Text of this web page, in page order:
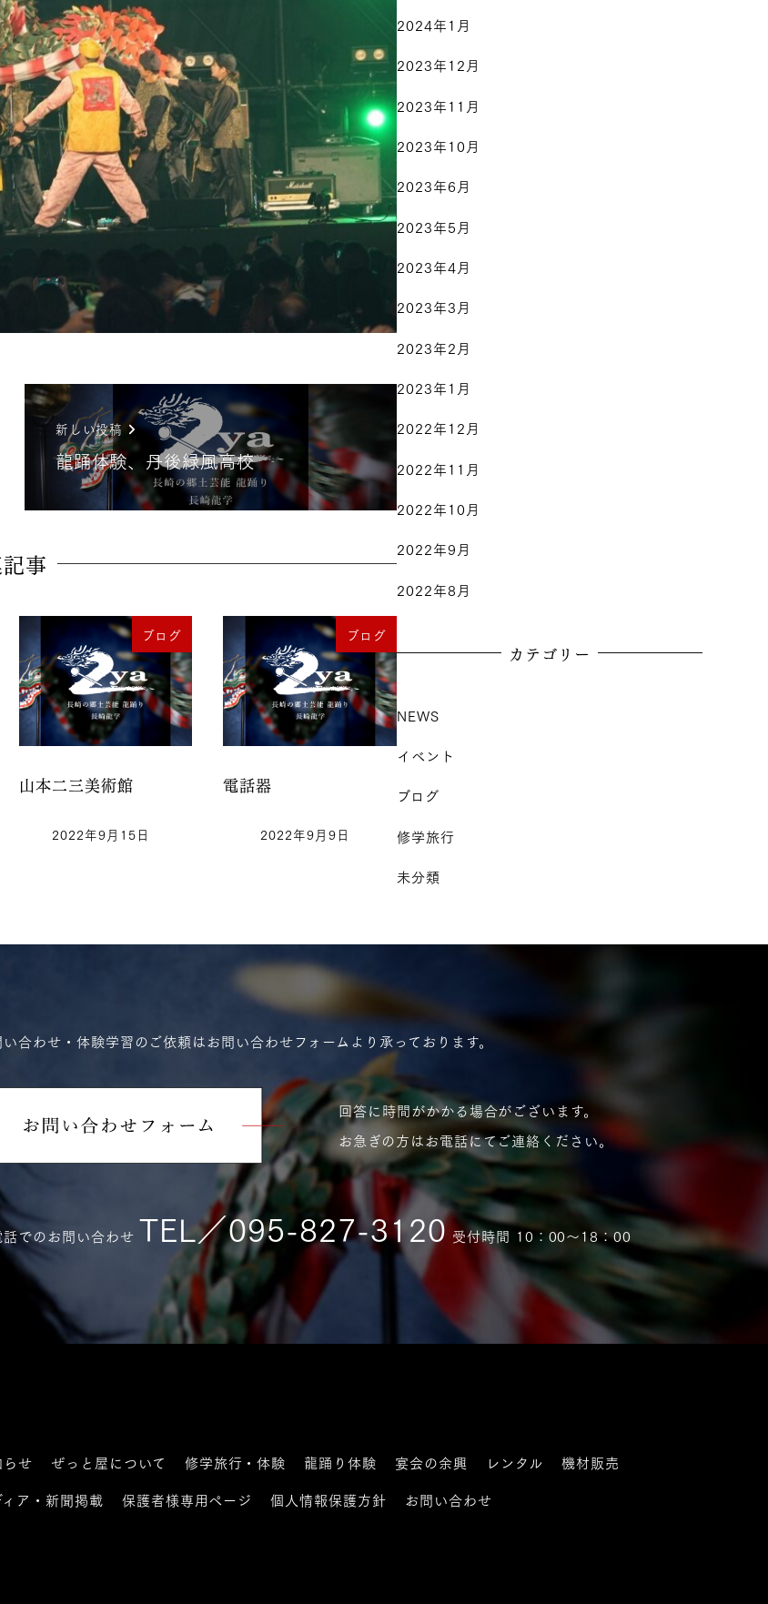
新しい投稿
龍踊体験、丹後緑風高校
事
ブログ
山本二三美術館
2022年9月15日
ブログ
電話器
2022年9月9日
2024年1月
2023年12月
2023年11月
2023年10月
2023年6月
2023年5月
2023年4月
2023年3月
2023年2月
2023年1月
2022年12月
2022年11月
2022年10月
2022年9月
2022年8月
カテゴリー
NEWS
イベント
ブログ
修学旅行
未分類
合わせ・体験学習のご依頼はお問い合わせフォームより承っております。
回答に時間がかかる場合がございます。
お急ぎの方はお電話にてご連絡ください。
話でのお問い合わせ TEL／095-827-3120 受付時間 10：00〜18：00
せ ぜっと屋について 修学旅行・体験 龍踊り体験 宴会の余興 レンタル
機材販売
ィア・新聞掲載
保護者様専用ページ 個人情報保護方針 お問い合わせ